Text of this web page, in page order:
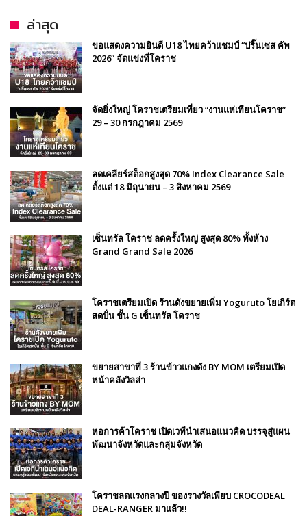
ล่าสุด
ขอแสดงความยินดี U18 ไทยคว้าแชมป์ “ปริ๊นเซส คัพ
2026” จัดแข่งที่โคราช
จัดยิ่งใหญ่ โคราชเตรียมเที่ยว “งานแห่เทียนโคราช”
29 – 30 กรกฎาคม 2569
ลดเคลียร์สต็อกสูงสุด 70% Index Clearance Sale
ตั้งแต่ 18 มิถุนายน – 3 สิงหาคม 2569
เซ็นทรัล โคราช ลดครั้งใหญ่ สูงสุด 80% ทั้งห้าง
Grand Grand Sale 2026
โคราชเตรียมเปิด ร้านดังขยายเพิ่ม Yoguruto โยเกิร์ต
สดปั่น ชั้น G เซ็นทรัล โคราช
ขยายสาขาที่ 3 ร้านข้าวแกงดัง BY MOM เตรียมเปิด
หน้าคลังวิลล่า
หอการค้าโคราช เปิดเวทีนำเสนอแนวคิด บรรจุสู่แผน
พัฒนาจังหวัดและกลุ่มจังหวัด
โคราชลดแรงกลางปี ของรางวัลเพียบ CROCODEAL
DEAL-RANGER มาแล้ว!!